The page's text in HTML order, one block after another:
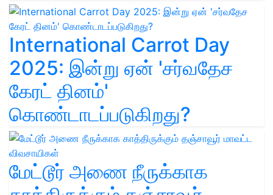
International Carrot Day
2025: இன்று ஏன் 'சர்வதேச
கேரட் தினம்'
கொண்டாடப்படுகிறது?
மேட்டூர் அணை நீருக்காக